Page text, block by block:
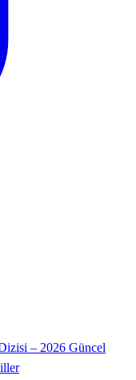
– 2026 Güncel